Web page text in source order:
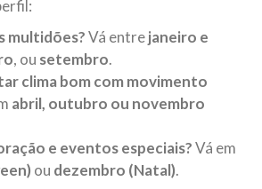
multidões?Vá entrejaneiro e
, ou setembro.
clima bom com movimento
abril, outubro ou novembro
e eventos especiais?Vá em
ou dezembro (Natal).